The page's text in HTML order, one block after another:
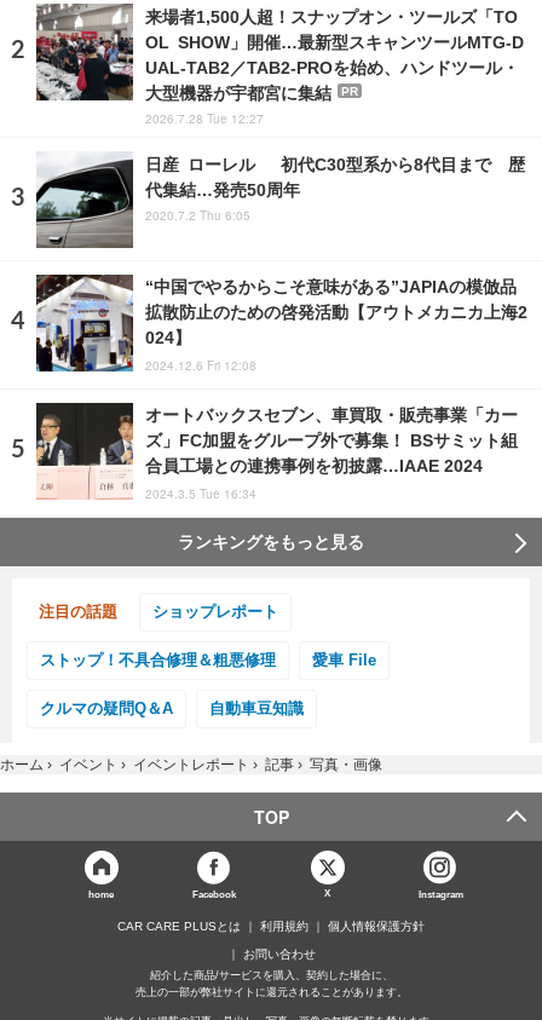
来場者1,500人超！スナップオン・ツールズ「TO
OL SHOW」開催…最新型スキャンツールMTG-D
UAL-TAB2／TAB2-PROを始め、ハンドツール・
大型機器が宇都宮に集結
PR
2026.7.28 Tue 12:27
日産 ローレル 初代C30型系から8代目まで 歴
代集結…発売50周年
2020.7.2 Thu 6:05
“中国でやるからこそ意味がある”JAPIAの模倣品
拡散防止のための啓発活動【アウトメカニカ上海2
024】
2024.12.6 Fri 12:08
オートバックスセブン、車買取・販売事業「カー
ズ」FC加盟をグループ外で募集！ BSサミット組
合員工場との連携事例を初披露…IAAE 2024
2024.3.5 Tue 16:34
ランキングをもっと見る
注目の話題 ショップレポート
ストップ！不具合修理＆粗悪修理 愛車 File
クルマの疑問Q＆A 自動車豆知識
ホーム › イベント › イベントレポート › 記事 › 写真・画像
TOP
home Facebook X Instagram
CAR CARE PLUSとは 利用規約 個人情報保護方針
お問い合わせ
紹介した商品/サービスを購入、契約した場合に、
売上の一部が弊社サイトに還元されることがあります。